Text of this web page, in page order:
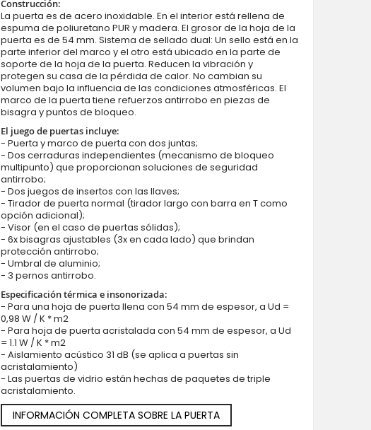
Construcción:
La puerta es de acero inoxidable. En el interior está rellena de
espuma de poliuretano PUR y madera. El grosor de la hoja de la
puerta es de 54 mm. Sistema de sellado dual: Un sello está en la
parte inferior del marco y el otro está ubicado en la parte de
soporte de la hoja de la puerta. Reducen la vibración y
protegen su casa de la pérdida de calor. No cambian su
volumen bajo la influencia de las condiciones atmosféricas. El
marco de la puerta tiene refuerzos antirrobo en piezas de
bisagra y puntos de bloqueo.
El juego de puertas incluye:
- Puerta y marco de puerta con dos juntas;
- Dos cerraduras independientes (mecanismo de bloqueo
multipunto) que proporcionan soluciones de seguridad
antirrobo;
- Dos juegos de insertos con las llaves;
- Tirador de puerta normal (tirador largo con barra en T como
opción adicional);
- Visor (en el caso de puertas sólidas);
- 6x bisagras ajustables (3x en cada lado) que brindan
protección antirrobo;
- Umbral de aluminio;
- 3 pernos antirrobo.
Especificación térmica e insonorizada:
- Para una hoja de puerta llena con 54 mm de espesor, a Ud =
0,98 W / K * m2
- Para hoja de puerta acristalada con 54 mm de espesor, a Ud
= 1.1 W / K * m2
- Aislamiento acústico 31 dB (se aplica a puertas sin
acristalamiento)
- Las puertas de vidrio están hechas de paquetes de triple
acristalamiento.
INFORMACIÓN COMPLETA SOBRE LA PUERTA